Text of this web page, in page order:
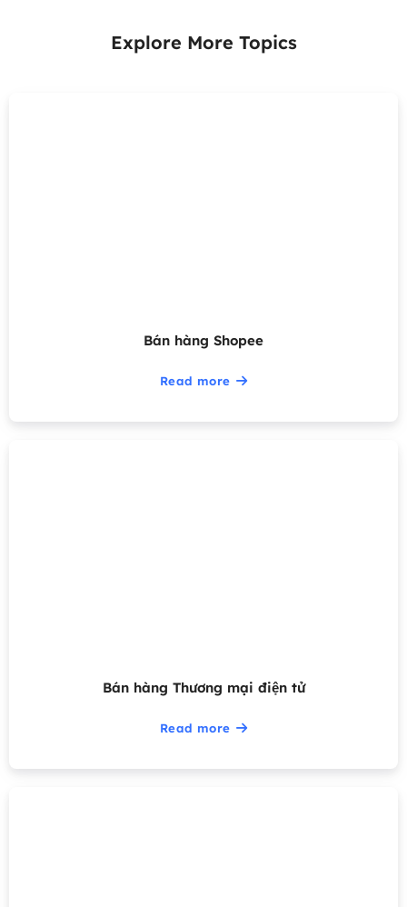
Explore More Topics
Bán hàng Shopee
Read more
Bán hàng Thương mại điện tử
Read more